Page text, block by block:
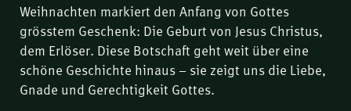
Weihnachten markiert den Anfang von Gottes
grösstem Geschenk: Die Geburt von Jesus Christus,
dem Erlöser. Diese Botschaft geht weit über eine
schöne Geschichte hinaus – sie zeigt uns die Liebe,
Gnade und Gerechtigkeit Gottes.